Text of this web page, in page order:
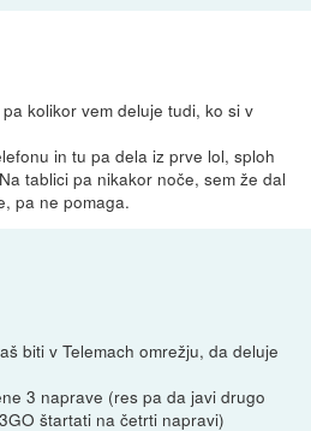
kolikor vem deluje tudi, ko si v
in tu pa dela iz prve lol, sploh
tablici pa nikakor noče, sem že dal
pa ne pomaga.
biti v Telemach omrežju, da deluje
3 naprave (res pa da javi drugo
štartati na četrti napravi)